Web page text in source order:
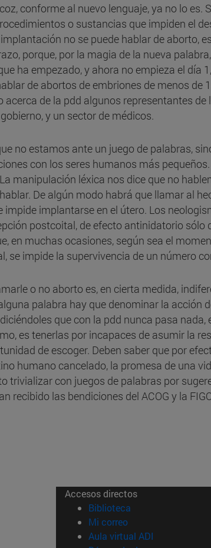
conforme al nuevo lenguaje, ya no lo es.
o sustancias que impiden el
no se puede hablar de aborto,
porque, por la magia de la nueva
ha empezado, y ahora no empieza el día
de abortos de embriones de menos de
acerca de la pdd algunos representantes
y un sector de médicos.
no estamos ante un juego de palabras,
con los seres humanos más
manipulación léxica nos dice que no
De algún modo habrá que llamar al
impide implantarse en el útero. Los
postcoital, de efecto antinidatorio sólo
en muchas ocasiones, según sea el
se impide la supervivencia de un número
o no aborto es, en cierta medida,
palabra hay que denominar la acción
que con la pdd nunca pasa nada,
es tenerlas por incapaces de asumir la
de escoger. Deben saber que por
humano cancelado, la promesa de una
trivializar con juegos de palabras por
recibido las bendiciones del ACOG y la
Accesos directos
Biblioteca (abre en nueva
Mi correo(abre en nueva
Aula virtual ADI (abre en